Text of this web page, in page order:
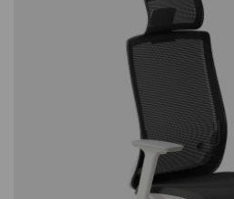
qualité. Hauteur du siège réglable.
Mécanisme de bascule
de gaz Colonne de gaz noire. Gris
étoile 5 branches. Rouelettes noires
Livré non assemblé. Certifié
une chaise de bureau moderne
tissu mesh et un pied pivotant bien
abordable au design soigné..
Accoudoirs fixes. Mécanisme de
Maille de haute qualité. Support en